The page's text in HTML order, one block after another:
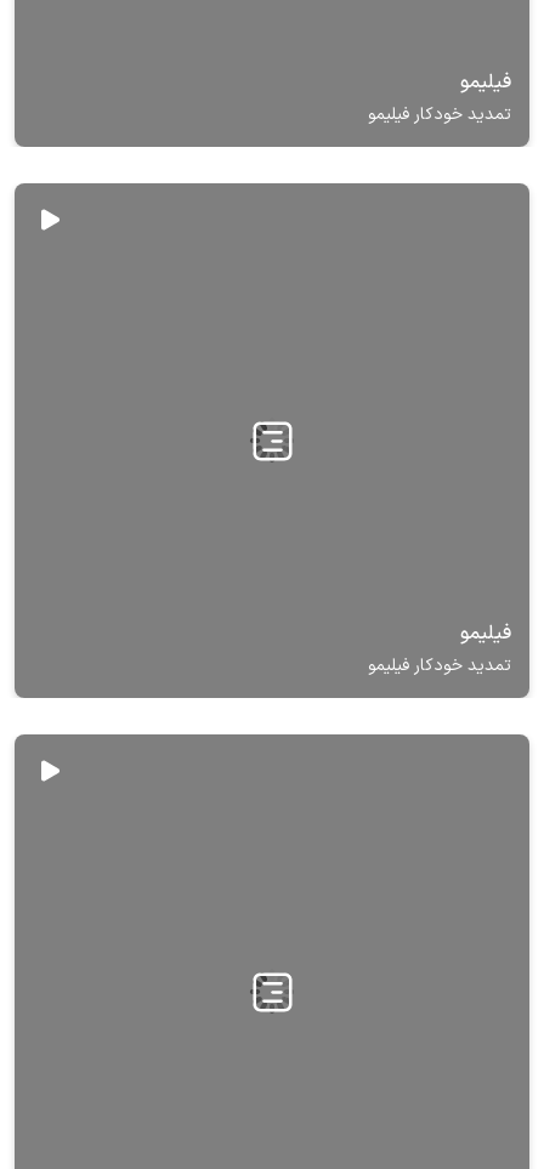
فیلیمو
تمدید خودکار فیلیمو
فیلیمو
تمدید خودکار فیلیمو